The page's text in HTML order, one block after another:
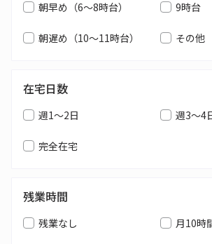
朝早め（6～8時台） 9時台
朝遅め（10～11時台） その他
在宅日数
週1～2日 週3～4
完全在宅
残業時間
残業なし 月10時